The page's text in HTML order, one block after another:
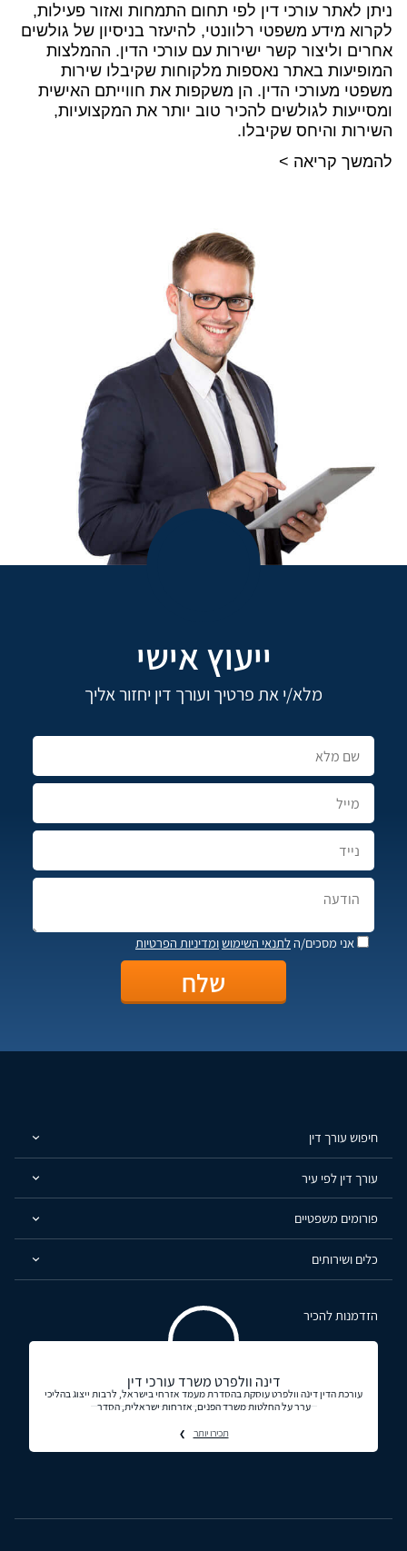
ניתן לאתר עורכי דין לפי תחום התמחות ואזור פעילות,
לקרוא מידע משפטי רלוונטי, להיעזר בניסיון של גולשים
אחרים וליצור קשר ישירות עם עורכי הדין. ההמלצות
המופיעות באתר נאספות מלקוחות שקיבלו שירות
משפטי מעורכי הדין. הן משקפות את חווייתם האישית
ומסייעות לגולשים להכיר טוב יותר את המקצועיות,
השירות והיחס שקיבלו.
להמשך קריאה >
ייעוץ אישי
מלא/י את פרטיך ועורך דין יחזור אליך
אני מסכים/הלתנאי השימושומדיניות הפרטיות
חיפוש עורך דין
עורך דין לפי עיר
פורומים משפטיים
כלים ושירותים
הזדמנות להכיר
דינה וולפרט משרד עורכי דין
עורכת הדין דינה וולפרט עוסקת בהסדרת מעמד אזרחי בישראל, לרבות ייצוג בהליכי
ערר על החלטות משרד הפנים, אזרחות ישראלית, הסדר
תכירו יותר